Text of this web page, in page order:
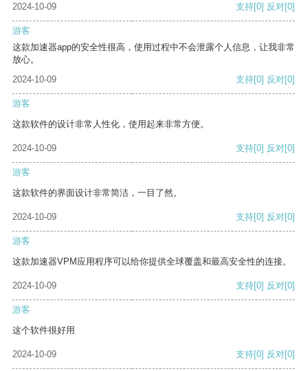
2024-10-09
支持[0] 反对[0]
游客
这款加速器app的安全性很高，使用过程中不会泄露个人信息，让我非常
放心。
2024-10-09
支持[0] 反对[0]
游客
这款软件的设计非常人性化，使用起来非常方便。
2024-10-09 支持[0] 反对[0]
游客
这款软件的界面设计非常简洁，一目了然。
2024-10-09 支持[0] 反对[0]
游客
这款加速器VPM应用程序可以给你提供全球覆盖和最高安全性的连接。
2024-10-09 支持[0] 反对[0]
游客
这个软件很好用
2024-10-09 支持[0] 反对[0]